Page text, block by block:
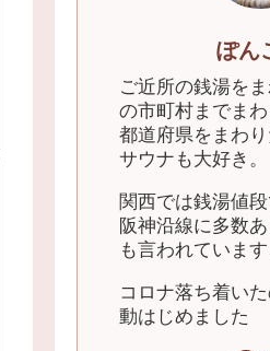
ぽん
ご近所の銭湯を
の市町村までま
都道府県をまわ
サウナも大好き。
関西では銭湯値
阪神沿線に多数
も言われています
コロナ落ち着い
動はじめました